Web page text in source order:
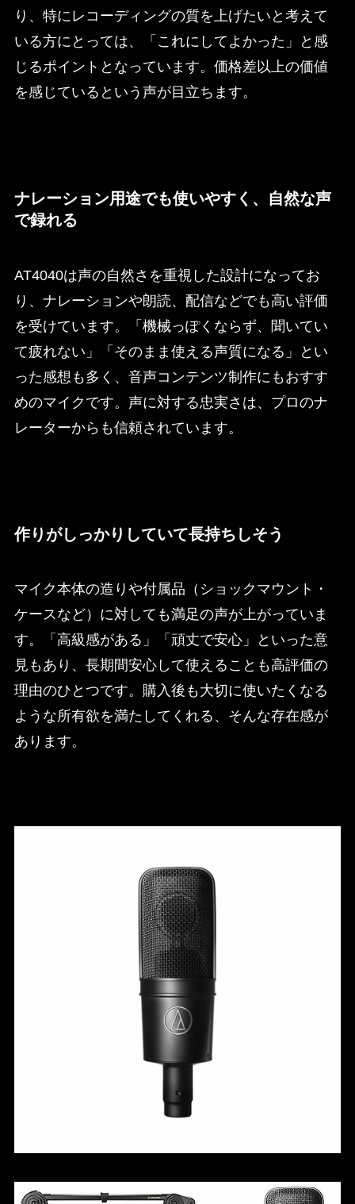
り、特にレコーディングの質を上げたいと考えて
いる方にとっては、「これにしてよかった」と感
じるポイントとなっています。価格差以上の価値
を感じているという声が目立ちます。
ナレーション用途でも使いやすく、自然な声
で録れる
AT4040は声の自然さを重視した設計になってお
り、ナレーションや朗読、配信などでも高い評価
を受けています。「機械っぽくならず、聞いてい
て疲れない」「そのまま使える声質になる」とい
った感想も多く、音声コンテンツ制作にもおすす
めのマイクです。声に対する忠実さは、プロのナ
レーターからも信頼されています。
作りがしっかりしていて長持ちしそう
マイク本体の造りや付属品（ショックマウント・
ケースなど）に対しても満足の声が上がっていま
す。「高級感がある」「頑丈で安心」といった意
見もあり、長期間安心して使えることも高評価の
理由のひとつです。購入後も大切に使いたくなる
ような所有欲を満たしてくれる、そんな存在感が
あります。